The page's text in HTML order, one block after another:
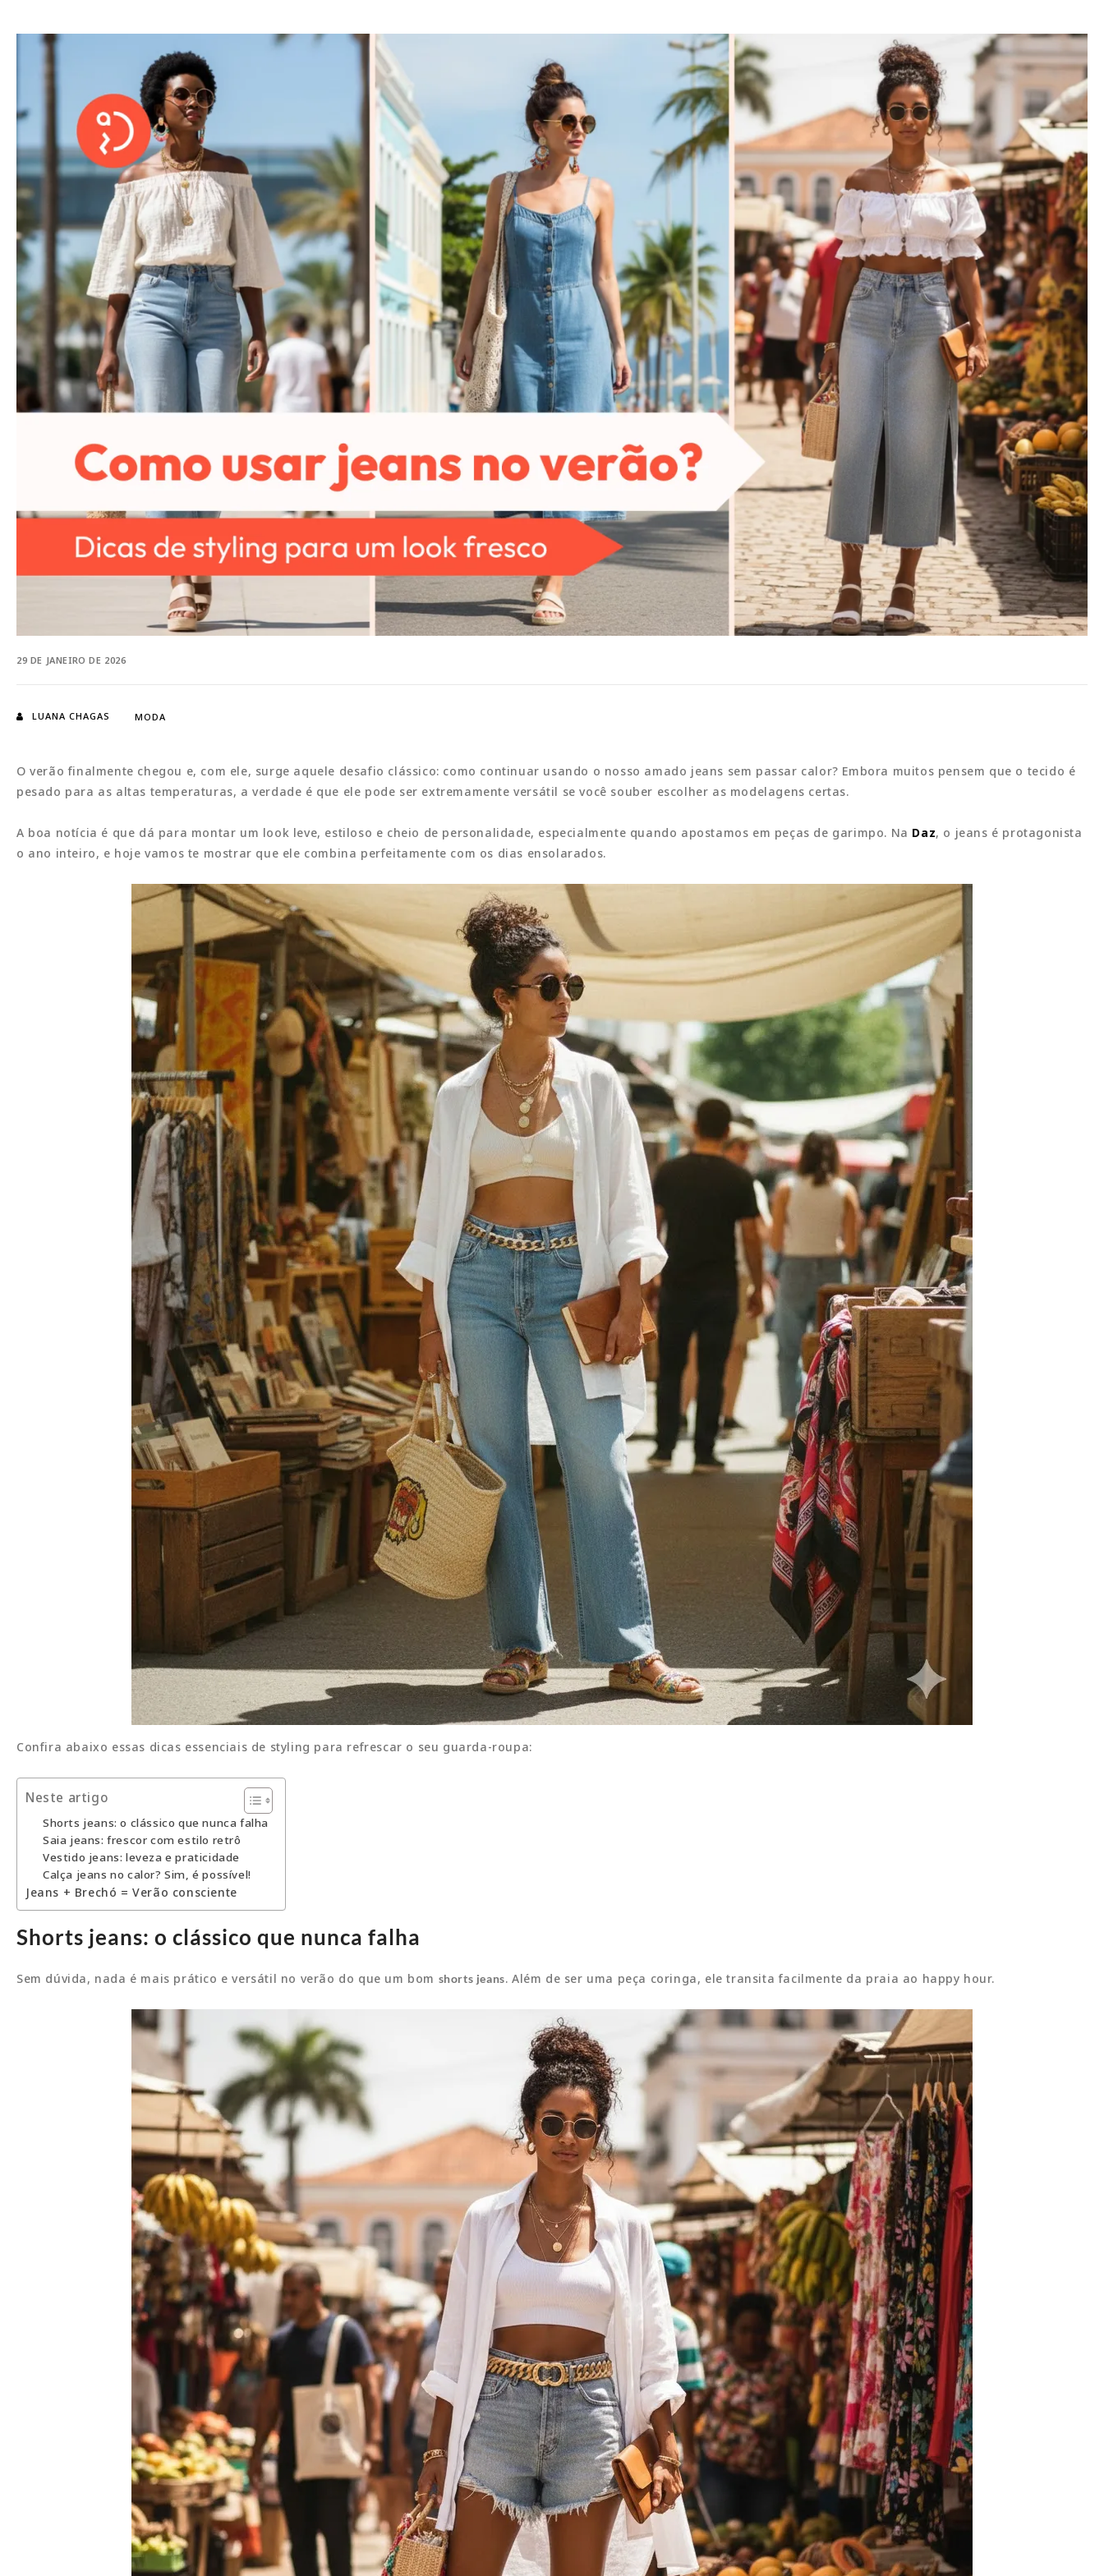
29 DE JANEIRO DE 2026
LUANA CHAGAS MODA
O verão finalmente chegou e, com ele, surge aquele desafio clássico: como continuar usando o nosso amado jeans sem passar calor? Embora muitos pensem que o tecido é
pesado para as altas temperaturas, a verdade é que ele pode ser extremamente versátil se você souber escolher as modelagens certas.
A boa notícia é que dá para montar um look leve, estiloso e cheio de personalidade, especialmente quando apostamos em peças de garimpo. Na Daz, o jeans é protagonista
o ano inteiro, e hoje vamos te mostrar que ele combina perfeitamente com os dias ensolarados.
Confira abaixo essas dicas essenciais de styling para refrescar o seu guarda-roupa:
Neste artigo
Shorts jeans: o clássico que nunca falha
Saia jeans: frescor com estilo retrô
Vestido jeans: leveza e praticidade
Calça jeans no calor? Sim, é possível!
Jeans + Brechó = Verão consciente
Shorts jeans: o clássico que nunca falha
Sem dúvida, nada é mais prático e versátil no verão do que um bom shorts jeans. Além de ser uma peça coringa, ele transita facilmente da praia ao happy hour.